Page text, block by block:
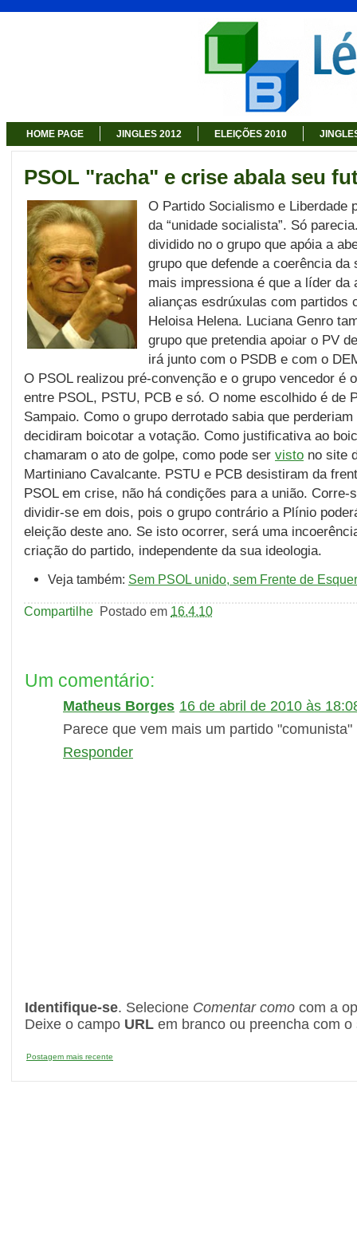
HOME PAGE JINGLES 2012 ELEIÇÕES 2010
PSOL "racha" e crise abala seu
O Partido Socialismo e Liberdade
da “unidade socialista”. Só
dividido no o grupo que apóia a
grupo que defende a coerência da
mais impressiona é que a líder da
alianças esdrúxulas com partidos
Heloisa Helena. Luciana Genro
grupo que pretendia apoiar o PV
irá junto com o PSDB e com o
O PSOL realizou pré-convenção e o grupo vencedor é
entre PSOL, PSTU, PCB e só. O nome escolhido é de
Sampaio. Como o grupo derrotado sabia que
decidiram boicotar a votação. Como justificativa ao
chamaram o ato de golpe, como pode ser visto no site
Martiniano Cavalcante. PSTU e PCB desistiram da
PSOL em crise, não há condições para a união. Corre-
dividir-se em dois, pois o grupo contrário a Plínio
eleição deste ano. Se isto ocorrer, será uma
criação do partido, independente da sua ideologia.
Veja também: Sem PSOL unido, sem Frente de
Compartilhe Postado em 16.4.10
Um comentário:
Matheus Borges 16 de abril de 2010 às
Parece que vem mais um partido "comunista"
Responder
Identifique-se. Selecione Comentar como com a
Deixe o campo URL em branco ou preencha com o
Postagem mais recente